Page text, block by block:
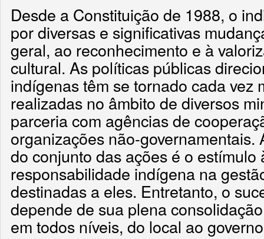
Desde a Constituição de 1988, o
por diversas e significativas
geral, ao reconhecimento e à
cultural. As políticas públicas
indígenas têm se tornado cada vez
realizadas no âmbito de diversos
parceria com agências de
organizações não-governamentais.
do conjunto das ações é o
responsabilidade indígena na
destinadas a eles. Entretanto, o
depende de sua plena
em todos níveis, do local ao